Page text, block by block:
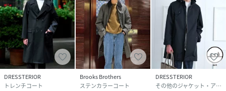
DRESSTERIOR
トレンチコート
Brooks Brothers
ステンカラーコート
DRESSTERIOR
その他のジャケット・アウター